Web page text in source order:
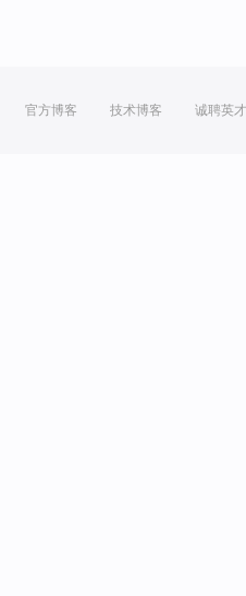
官方博客 技术博客 诚聘英才